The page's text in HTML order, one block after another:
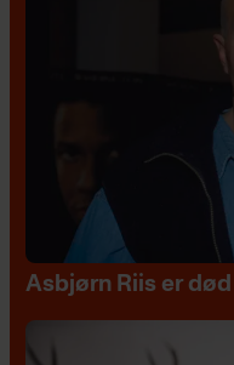
Asbjørn Riis er død